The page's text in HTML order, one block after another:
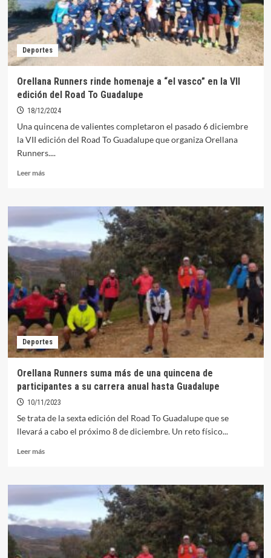
Deportes
Orellana Runners rinde homenaje a “el vasco” en la VII
edición del Road To Guadalupe
18/12/2024
Una quincena de valientes completaron el pasado 6 diciembre
la VII edición del Road To Guadalupe que organiza Orellana
Runners....
Leer másLeer
Orellana
Runners
rinde
homenaje
a
“el
vasco”
en
la
VII
edición
del
Road
To
Deportes
Orellana Runners suma más de una quincena de
participantes a su carrera anual hasta Guadalupe
10/11/2023
Se trata de la sexta edición del Road To Guadalupe que se
llevará a cabo el próximo 8 de diciembre. Un reto físico...
Leer másLeer
Orellana
Runners
suma
más
de
una
quincena